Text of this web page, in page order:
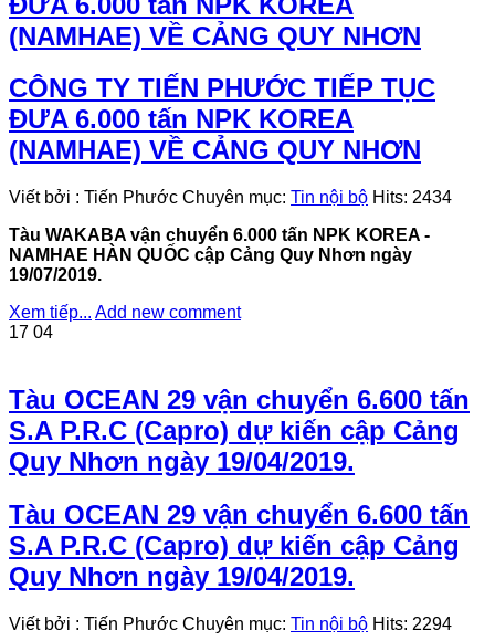
(NAMHAE) VỀ CẢNG QUY NHƠN
CÔNG TY TIẾN PHƯỚC TIẾP TỤC
ĐƯA 6.000 tấn NPK KOREA
(NAMHAE) VỀ CẢNG QUY NHƠN
Viết bởi : Tiến Phước Chuyên mục: Tin nội bộ Hits: 2434
Tàu WAKABA vận chuyển 6.000 tấn NPK KOREA -
NAMHAE HÀN QUỐC cập Cảng Quy Nhơn ngày
19/07/2019.
Xem tiếp... Add new comment
17 04
Tàu OCEAN 29 vận chuyển 6.600 tấn
S.A P.R.C (Capro) dự kiến cập Cảng
Quy Nhơn ngày 19/04/2019.
Tàu OCEAN 29 vận chuyển 6.600 tấn
S.A P.R.C (Capro) dự kiến cập Cảng
Quy Nhơn ngày 19/04/2019.
Viết bởi : Tiến Phước Chuyên mục: Tin nội bộ Hits: 2294